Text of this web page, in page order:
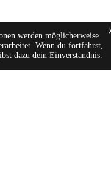
werden möglicherweise
Wenn du fortfährst,
dazu dein Einverständnis.